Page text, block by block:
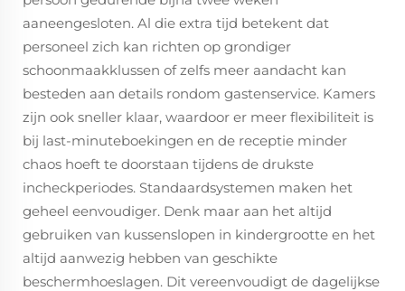
aaneengesloten. Al die extra tijd betekent dat
personeel zich kan richten op grondiger
schoonmaakklussen of zelfs meer aandacht kan
besteden aan details rondom gastenservice. Kamers
zijn ook sneller klaar, waardoor er meer flexibiliteit is
bij last-minuteboekingen en de receptie minder
chaos hoeft te doorstaan tijdens de drukste
incheckperiodes. Standaardsystemen maken het
geheel eenvoudiger. Denk maar aan het altijd
gebruiken van kussenslopen in kindergrootte en het
altijd aanwezig hebben van geschikte
beschermhoeslagen. Dit vereenvoudigt de dagelijkse